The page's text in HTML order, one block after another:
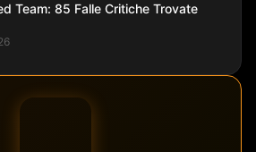
Team: 85 Falle Critiche Trovate